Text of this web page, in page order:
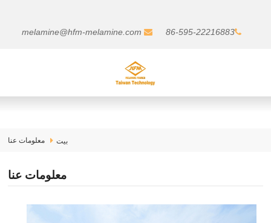
86-595-22216883
melamine@hfm-melamine.com
بيت معلومات عنا
معلومات عنا